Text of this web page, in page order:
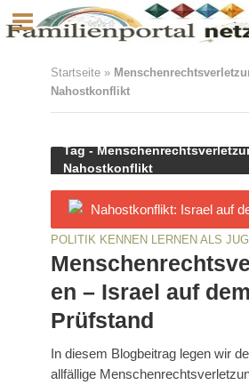
Startseite»
Nahostkonflikt
Tag -
Nahostkonflikt
POLITIK KENNEN LERNEN ALS
en – Israel auf dem
Prüfstand
In diesem Blogbeitrag legen wir
allfällige